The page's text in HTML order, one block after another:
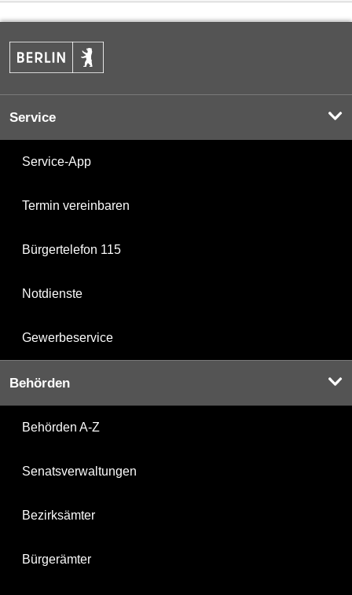
Service
Service-App
Termin vereinbaren
Bürgertelefon 115
Notdienste
Gewerbeservice
Behörden
Behörden A-Z
Senatsverwaltungen
Bezirksämter
Bürgerämter